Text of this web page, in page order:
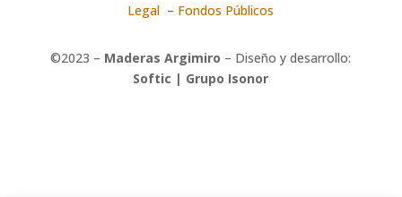
Legal – Fondos Públicos
©2023 – Maderas Argimiro – Diseño y desarrollo:
Softic | Grupo Isonor